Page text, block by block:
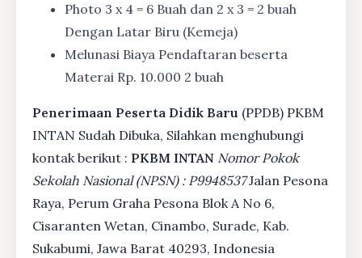
Photo 3 x 4 = 6 Buah dan 2 x 3 = 2 buah
Dengan Latar Biru (Kemeja)
Melunasi Biaya Pendaftaran beserta
Materai Rp. 10.000 2 buah
Penerimaan Peserta Didik Baru (PPDB) PKBM
INTAN Sudah Dibuka, Silahkan menghubungi
kontak berikut : PKBM INTAN Nomor Pokok
Sekolah Nasional (NPSN) : P9948537Jalan Pesona
Raya, Perum Graha Pesona Blok A No 6,
Cisaranten Wetan, Cinambo, Surade, Kab.
Sukabumi, Jawa Barat 40293, Indonesia